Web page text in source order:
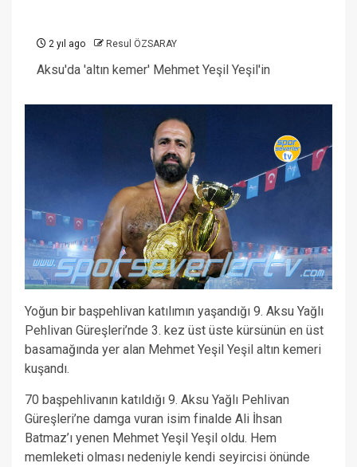
2 yıl ago Resul ÖZSARAY
Aksu'da 'altın kemer' Mehmet Yeşil Yeşil'in
Yoğun bir başpehlivan katılımın yaşandığı 9. Aksu Yağlı
Pehlivan Güreşleri’nde 3. kez üst üste kürsünün en üst
basamağında yer alan Mehmet Yeşil Yeşil altın kemeri
kuşandı.
70 başpehlivanın katıldığı 9. Aksu Yağlı Pehlivan
Güreşleri’ne damga vuran isim finalde Ali İhsan
Batmaz’ı yenen Mehmet Yeşil Yeşil oldu. Hem
memleketi olması nedeniyle kendi seyircisi önünde